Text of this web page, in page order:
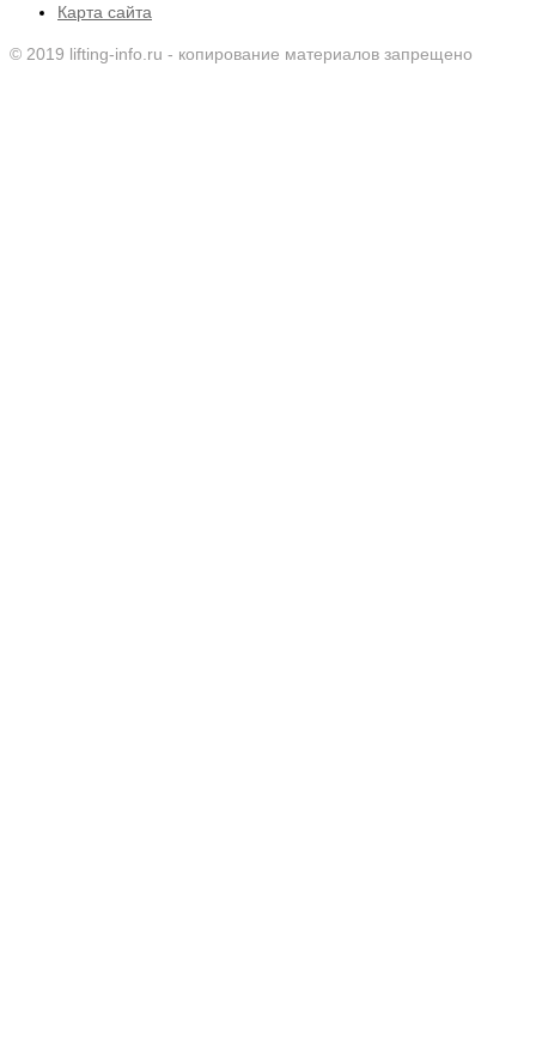
Карта сайта
© 2019 lifting-info.ru - копирование материалов запрещено